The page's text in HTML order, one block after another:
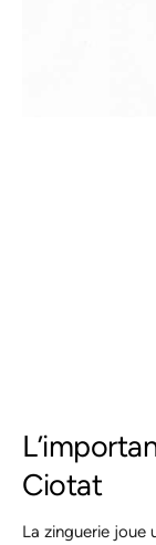
Ciotat
La zinguerie joue